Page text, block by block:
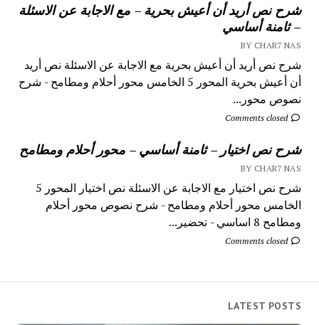
شرح نص أريد أن أعيش بحرية – مع الاجابة عن الاسئلة
– ثامنة أساسي
BY CHAR7 NAS
شرح نص أريد أن أعيش بحرية مع الاجابة عن الاسئلة نص أريد
أن أعيش بحرية المحور 5 الخامس محور أحلام ومطامح - شرح
نصوص محور...
Comments closed
شرح نص اختيار – ثامنة أساسي – محور أحلام ومطامح
BY CHAR7 NAS
شرح نص اختيار مع الاجابة عن الاسئلة نص اختيار المحور 5
الخامس محور أحلام ومطامح - شرح نصوص محور أحلام
ومطامح 8 اساسي - تحضير...
Comments closed
LATEST POSTS